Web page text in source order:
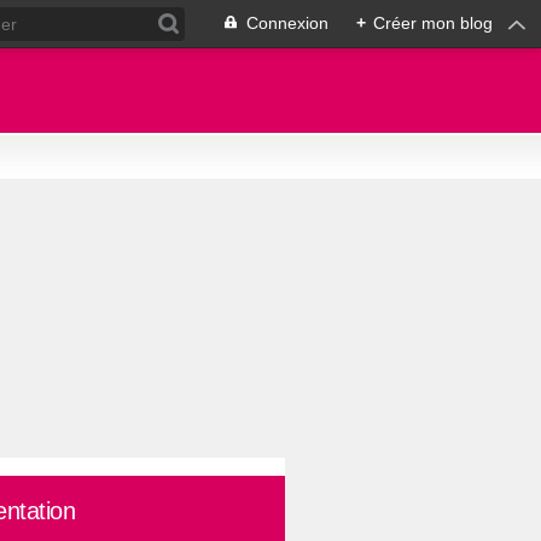
Connexion + Créer mon blog